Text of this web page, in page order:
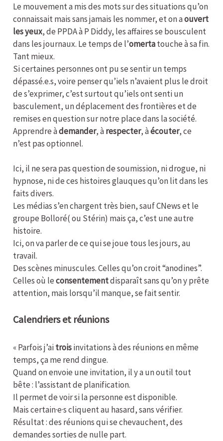
Le mouvement a mis des mots sur des situations qu’on
connaissait mais sans jamais les nommer, et on aouvert
les yeux, de PPDA à P Diddy, les affaires se bousculent
dans les journaux. Le temps de l’omertatouche à sa fin.
Tant mieux.
Si certaines personnes ont pu se sentir un temps
dépassé.e.s, voire penser qu’iels n’avaient plus le droit
de s’exprimer, c’est surtout qu’iels ont senti un
basculement, un déplacement des frontières et de
remises en question sur notre place dans la société.
Apprendre àdemander, àrespecter, àécouter, ce
n’est pas optionnel.
Ici, il ne sera pas question de soumission, ni drogue, ni
hypnose, ni de ces histoires glauques qu’on lit dans les
faits divers.
Les médias s’en chargent très bien, sauf CNews et le
groupe Bolloré( ou Stérin) mais ça, c’est une autre
histoire.
Ici, on va parler de ce qui se joue tous les jours, au
travail.
Des scènes minuscules. Celles qu’on croit “anodines”.
Celles où leconsentementdisparaît sans qu’on y prête
attention, mais lorsqu’il manque, se fait sentir.
Calendriers et réunions
« Parfois j’aitroisinvitations à des réunions en même
temps, ça me rend dingue.
Quand on envoie une invitation, il y a un outil tout
bête : l’assistant de planification.
Il permet de voir si la personne est disponible.
Mais certain·e·s cliquent au hasard, sans vérifier.
Résultat : des réunions qui se chevauchent, des
demandes sorties de nulle part.